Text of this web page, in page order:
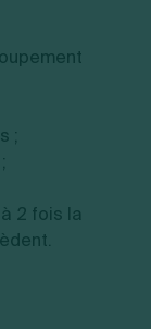
;
2 fois la